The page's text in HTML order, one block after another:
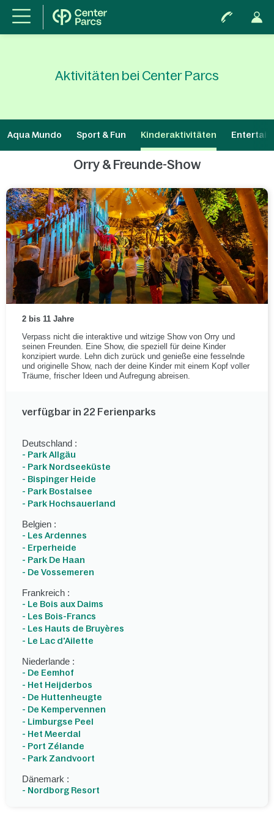
Aktivitäten bei Center Parcs
Aqua Mundo Sport & Fun Kinderaktivitäten
Orry & Freunde-Show
2 bis 11 Jahre
Verpass nicht die interaktive und witzige Show von Orry und
seinen Freunden. Eine Show, die speziell für deine Kinder
konzipiert wurde. Lehn dich zurück und genieße eine fesselnde
und originelle Show, nach der deine Kinder mit einem Kopf voller
Träume, frischer Ideen und Aufregung abreisen.
verfügbar in 22 Ferienparks
Deutschland :
- Park Allgäu
- Park Nordseeküste
- Bispinger Heide
- Park Bostalsee
- Park Hochsauerland
Belgien :
- Les Ardennes
- Erperheide
- Park De Haan
- De Vossemeren
Frankreich :
- Le Bois aux Daims
- Les Bois-Francs
- Les Hauts de Bruyères
- Le Lac d'Ailette
Niederlande :
- De Eemhof
- Het Heijderbos
- De Huttenheugte
- De Kempervennen
- Limburgse Peel
- Het Meerdal
- Port Zélande
- Park Zandvoort
Dänemark :
- Nordborg Resort